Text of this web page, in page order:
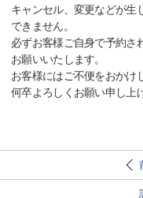
キャンセル、変更などが生
できません。
必ずお客様ご自身で予約さ
お願いいたします。
お客様にはご不便をおかけ
何卒よろしくお願い申し上